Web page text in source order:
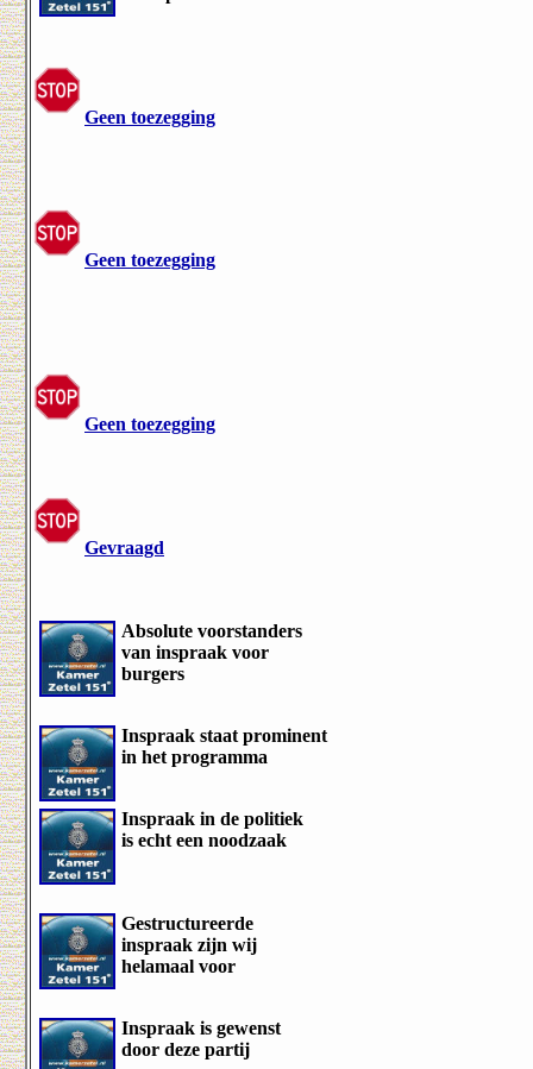
Geen toezegging
Geen toezegging
Geen toezegging
Gevraagd
Absolute voorstanders
van inspraak voor
burgers
Inspraak staat prominent
in het programma
Inspraak in de politiek
is echt een noodzaak
Gestructureerde
inspraak zijn wij
helamaal voor
Inspraak is gewenst
door deze partij